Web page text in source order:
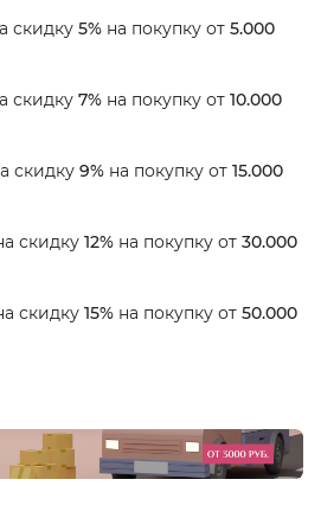
скидку 5% на покупку от 5.000
скидку 7% на покупку от 10.000
скидку 9% на покупку от 15.000
скидку 12% на покупку от 30.000
скидку 15% на покупку от 50.000